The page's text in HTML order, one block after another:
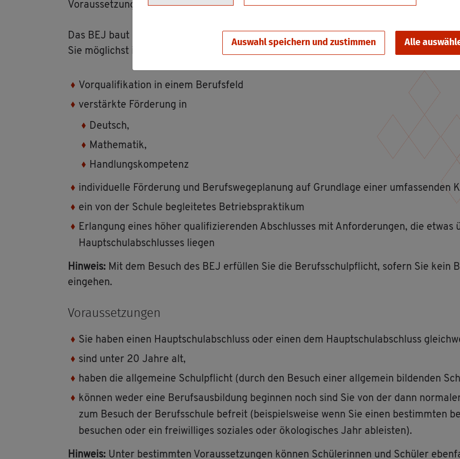
Auswahl speichern und zustimmen Alle
Vor­aus­set­zun­gen das Be­rufs­ein­stiegs­jahr (BEJ) be­su­chen. Es wird als Voll­zeit­schu­le
Das BEJ baut auf dem be­reits er­wor­be­nen Haupt­schul­ab­schluss auf. Es bie­tet ein
Sie mög­lichst in­di­vi­du­ell auf einen pas­sen­den Aus­bil­dungs­platz vor­be­rei­tet. Dazu
Vor­qua­li­fi­ka­ti­on in einem Be­rufs­feld
ver­stärk­te För­de­rung in
Deutsch,
Ma­the­ma­tik,
Hand­lungs­kom­pe­tenz
in­di­vi­du­el­le För­de­rung und Be­rufs­we­ge­pla­nung auf Grund­la­ge einer um­fas­sen­den
ein von der Schu­le be­glei­te­tes Be­triebs­prak­ti­kum
Er­lan­gung eines höher qua­li­fi­zie­ren­den Ab­schlus­ses mit An­for­de­run­gen, die etwas
Haupt­schul­ab­schlus­ses lie­gen
Hin­weis: Mit dem Be­such des BEJ er­fül­len Sie die Be­rufs­schul­pflicht, so­fern Sie kein
ein­ge­hen.
Vor­aus­set­zun­gen
Sie haben einen Haupt­schul­ab­schluss oder einen dem Haupt­schul­ab­schluss
sind unter 20 Jahre alt,
haben die all­ge­mei­ne Schul­pflicht (durch den Be­such einer all­ge­mein bil­den­den
kön­nen weder eine Be­rufs­aus­bil­dung be­gin­nen noch sind Sie von der dann
zum Be­such der Be­rufs­schu­le be­freit (bei­spiels­wei­se wenn Sie einen be­stimm­ten
be­su­chen oder ein frei­wil­li­ges so­zia­les oder öko­lo­gi­sches Jahr ab­leis­ten).
Hin­weis: Unter be­stimm­ten Vor­aus­set­zun­gen kön­nen Schü­le­rin­nen und Schü­ler